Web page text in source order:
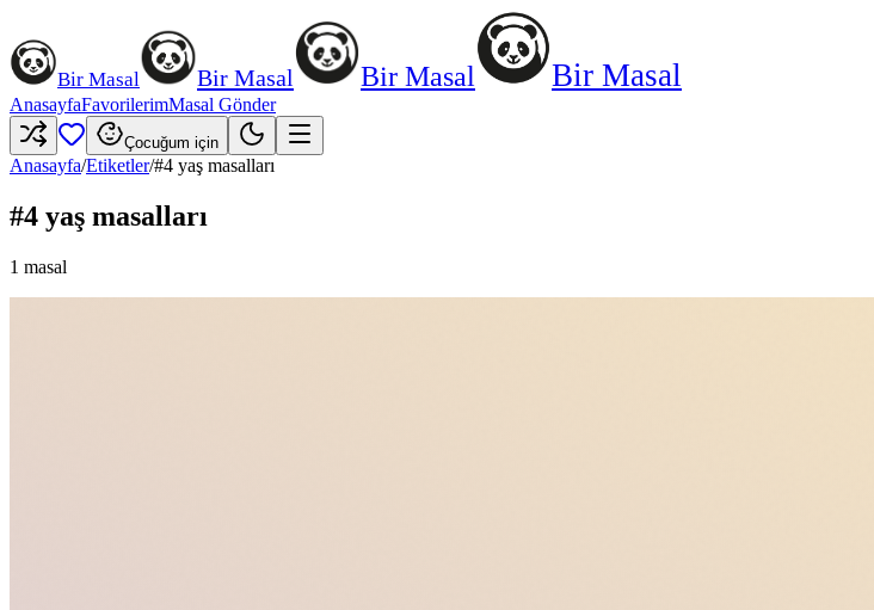
Bir Masal Bir Masal Bir Masal Bir Masal
AnasayfaFavorilerimMasal Gönder
Çocuğum için
Anasayfa/Etiketler/#4 yaş masalları
#4 yaş masalları
1 masal